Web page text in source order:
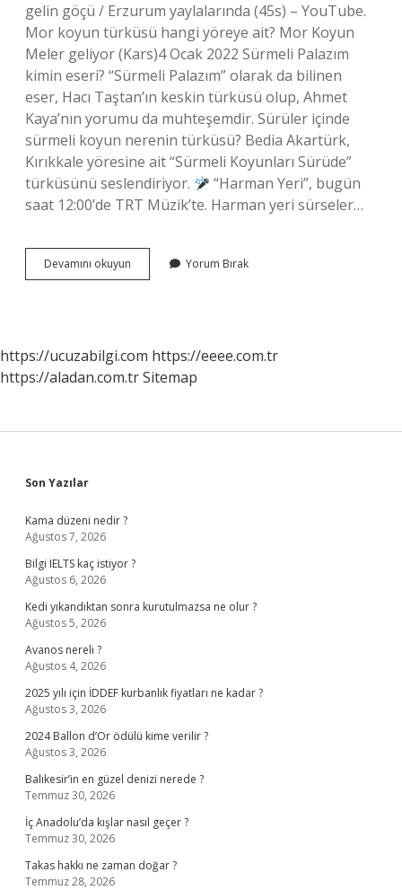
gelin göçü / Erzurum yaylalarında (45s) – YouTube.
Mor koyun türküsü hangi yöreye ait? Mor Koyun
Meler geliyor (Kars)4 Ocak 2022 Sürmeli Palazım
kimin eseri? “Sürmeli Palazım” olarak da bilinen
eser, Hacı Taştan’ın keskin türküsü olup, Ahmet
Kaya’nın yorumu da muhteşemdir. Sürüler içinde
sürmeli koyun nerenin türküsü? Bedia Akartürk,
Kırıkkale yöresine ait “Sürmeli Koyunları Sürüde”
türküsünü seslendiriyor.
“Harman Yeri”, bugün
saat 12:00’de TRT Müzik’te. Harman yeri sürseler…
Devamını okuyun
Içinde
Ait
Yorum Bırak
https://ucuzabilgi.com https://eeee.com.tr
https://aladan.com.trSitemap
Sidebar
Son Yazılar
Kama düzeni nedir ?
Ağustos 7, 2026
Bilgi IELTS kaç istiyor ?
Ağustos 6, 2026
Kedi yıkandıktan sonra kurutulmazsa ne olur ?
Ağustos 5, 2026
Avanos nereli ?
Ağustos 4, 2026
2025 yılı için İDDEF kurbanlık fiyatları ne kadar ?
Ağustos 3, 2026
2024 Ballon d’Or ödülü kime verilir ?
Ağustos 3, 2026
Balıkesir’in en güzel denizi nerede ?
Temmuz 30, 2026
İç Anadolu’da kışlar nasıl geçer ?
Temmuz 30, 2026
Takas hakkı ne zaman doğar ?
Temmuz 28, 2026